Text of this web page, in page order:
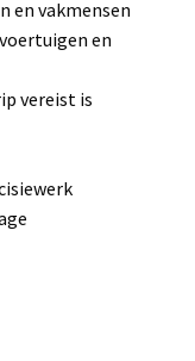
en vakmensen
en
vereist is